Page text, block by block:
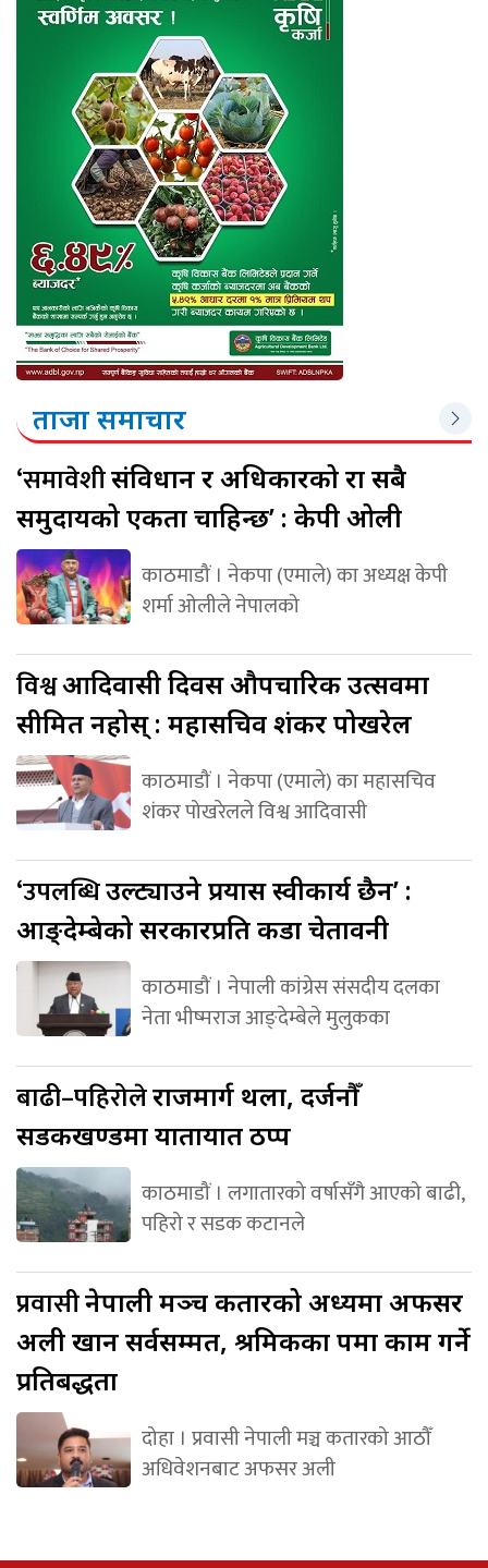
ताजा समाचार
‘समावेशीसंविधान र अधिकारको रक्षा सबै
समुदायको एकता चाहिन्छ’ : केपी ओली
काठमाडौं । नेकपा (एमाले) का अध्यक्ष केपी
शर्मा ओलीले नेपालको
विश्वआदिवासी दिवस औपचारिक उत्सवमा
सीमित नहोस् : महासचिव शंकर पोखरेल
काठमाडौं । नेकपा (एमाले) का महासचिव
शंकर पोखरेलले विश्व आदिवासी
‘उपलब्धिउल्ट्याउने प्रयास स्वीकार्य छैन’ :
आङ्देम्बेको सरकारप्रति कडा चेतावनी
काठमाडौं । नेपाली कांग्रेस संसदीय दलका
नेता भीष्मराज आङ्देम्बेले मुलुकका
बाढी–पहिरोलेराजमार्ग थला, दर्जनौँ
सडकखण्डमा यातायात ठप्प
काठमाडौं । लगातारको वर्षासँगै आएको बाढी,
पहिरो र सडक कटानले
प्रवासीनेपाली मञ्च कतारको अध्यक्षमा अफसर
अली खान सर्वसम्मत, श्रमिकका पक्षमा काम गर्ने
प्रतिबद्धता
दोहा । प्रवासी नेपाली मञ्च कतारको आठौँ
अधिवेशनबाट अफसर अली